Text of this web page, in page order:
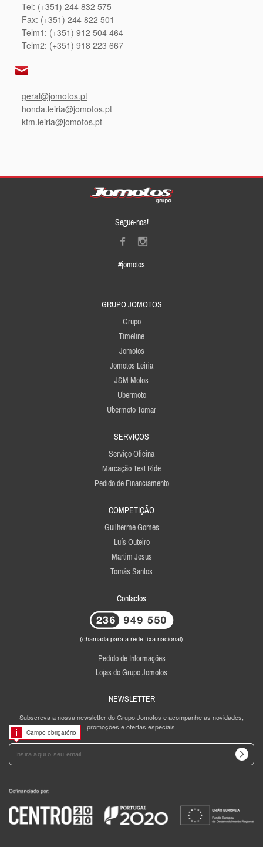
Tel: (+351) 244 832 575
Fax: (+351) 244 822 501
Telm1: (+351) 912 504 464
Telm2: (+351) 918 223 667
geral@jomotos.pt
honda.leiria@jomotos.pt
ktm.leiria@jomotos.pt
Segue-nos!
#jomotos
GRUPO JOMOTOS
Grupo
Timeline
Jomotos
Jomotos Leiria
J&M Motos
Ubermoto
Ubermoto Tomar
SERVIÇOS
Serviço Oficina
Marcação Test Ride
Pedido de Financiamento
COMPETIÇÃO
Guilherme Gomes
Luís Outeiro
Martim Jesus
Tomás Santos
Contactos
(chamada para a rede fixa nacional)
Pedido de Informações
Lojas do Grupo Jomotos
NEWSLETTER
Subscreva a nossa newsletter do Grupo Jomotos e acompanhe as novidades,
promoções e ofertas especiais.
Campo obrigatório